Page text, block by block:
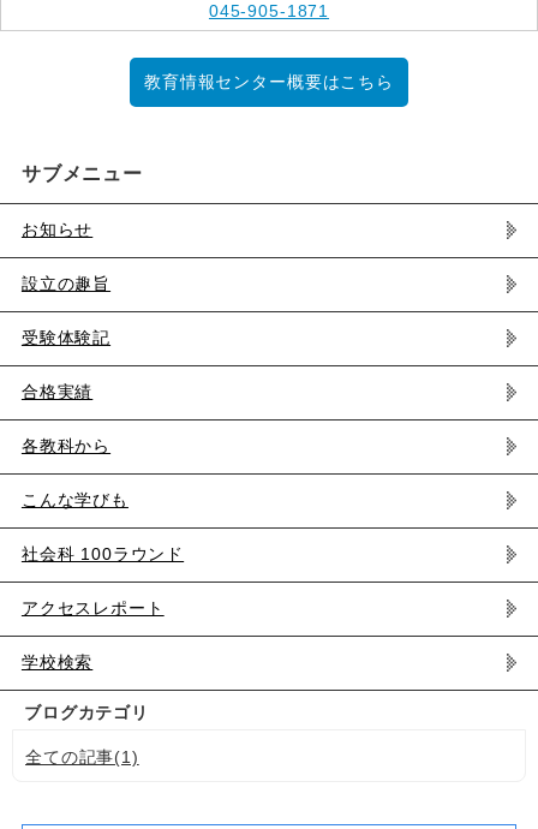
045-905-1871
教育情報センター概要はこちら
サブメニュー
お知らせ
設立の趣旨
受験体験記
合格実績
各教科から
こんな学びも
社会科 100ラウンド
アクセスレポート
学校検索
ブログカテゴリ
全ての記事(1)